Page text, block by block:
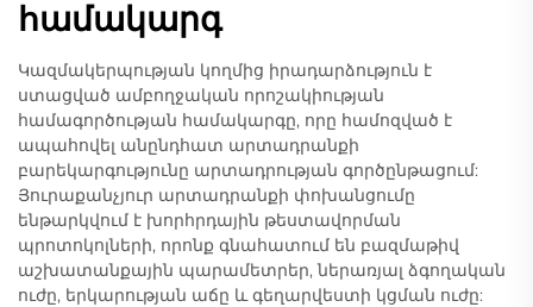
համակարգ
Կազմակերպության կողմից իրադարձություն է
ստացված ամբողջական որոշակիության
համագործության համակարգը, որը համոզված է
ապահովել անընդհատ արտադրանքի
բարեկարգությունը արտադրության գործընթացում:
Յուրաքանչյուր արտադրանքի փոխանցումը
ենթարկվում է խորհրդային թեստավորման
պրոտոկոլների, որոնք գնահատում են բազմաթիվ
աշխատանքային պարամետրեր, ներառյալ ձգողական
ուժը, երկարության աճը և գեղարվեստի կցման ուժը: